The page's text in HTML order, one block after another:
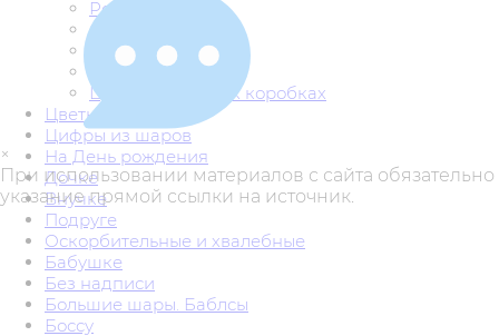
Розы
Сердца из цветов
Фигуры из цветов
Цветы в конверте
Цветы в шляпных коробках
Цветы из шаров
Цифры из шаров
На День рождения
Дочке
Внучке
Подруге
Оскорбительные и хвалебные
Бабушке
Без надписи
Большие шары. Баблсы
Боссу
×
При использовании материалов с сайта обязательно
указание прямой ссылки на источник.